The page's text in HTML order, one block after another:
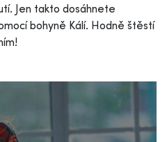
Jen takto dosáhnete
bohyně Kálí. Hodně štěstí